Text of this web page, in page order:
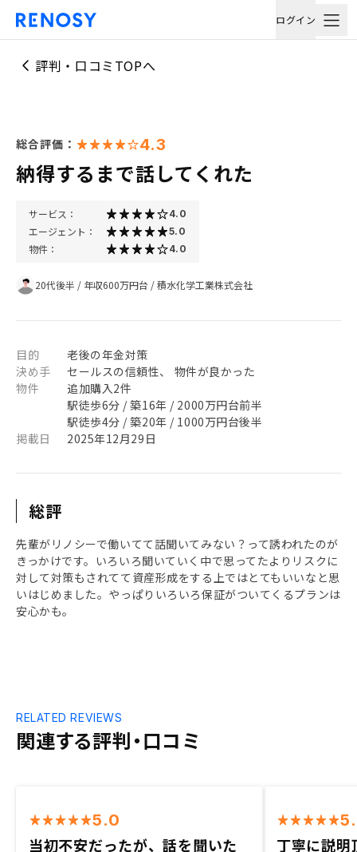
ログイン
評判・口コミTOPへ
総合評価： 4.3
納得するまで話してくれた
サービス： 4.0
エージェント： 5.0
物件： 4.0
20代後半 / 年収600万円台 /積水化学工業株式会社
目的
老後の年金対策
決め手
セールスの信頼性、 物件が良かった
物件
追加購入2件
駅徒歩6分 / 築16年 / 2000万円台前半
駅徒歩4分 / 築20年 / 1000万円台後半
掲載日
2025年12月29日
総評
先輩がリノシーで働いてて話聞いてみない？って誘われたのが
きっかけです。いろいろ聞いていく中で思ってたよりリスクに
対して対策もされてて資産形成をする上ではとてもいいなと思
いはじめました。やっぱりいろいろ保証がついてくるプランは
安心かも。
関連する評判・口コミ
RELATED REVIEWS
5.0
当初不安だったが、話を聞いた
丁寧に説明